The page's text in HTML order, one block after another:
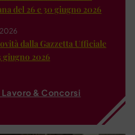
del 26 e 30 giugno 2026
dalla Gazzetta Ufficiale
giugno 2026
& Concorsi